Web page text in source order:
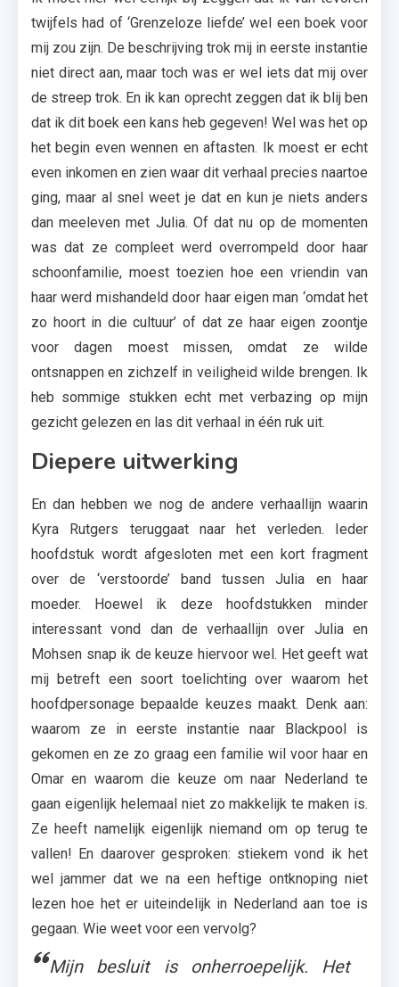
twijfels had of ‘Grenzeloze liefde’ wel een boek voor
mij zou zijn. De beschrijving trok mij in eerste instantie
niet direct aan, maar toch was er wel iets dat mij over
de streep trok. En ik kan oprecht zeggen dat ik blij ben
dat ik dit boek een kans heb gegeven! Wel was het op
het begin even wennen en aftasten. Ik moest er echt
even inkomen en zien waar dit verhaal precies naartoe
ging, maar al snel weet je dat en kun je niets anders
dan meeleven met Julia. Of dat nu op de momenten
was dat ze compleet werd overrompeld door haar
schoonfamilie, moest toezien hoe een vriendin van
haar werd mishandeld door haar eigen man ‘omdat het
zo hoort in die cultuur’ of dat ze haar eigen zoontje
voor dagen moest missen, omdat ze wilde
ontsnappen en zichzelf in veiligheid wilde brengen. Ik
heb sommige stukken echt met verbazing op mijn
gezicht gelezen en las dit verhaal in één ruk uit.
Diepere uitwerking
En dan hebben we nog de andere verhaallijn waarin
Kyra Rutgers teruggaat naar het verleden. Ieder
hoofdstuk wordt afgesloten met een kort fragment
over de ‘verstoorde’ band tussen Julia en haar
moeder. Hoewel ik deze hoofdstukken minder
interessant vond dan de verhaallijn over Julia en
Mohsen snap ik de keuze hiervoor wel. Het geeft wat
mij betreft een soort toelichting over waarom het
hoofdpersonage bepaalde keuzes maakt. Denk aan:
waarom ze in eerste instantie naar Blackpool is
gekomen en ze zo graag een familie wil voor haar en
Omar en waarom die keuze om naar Nederland te
gaan eigenlijk helemaal niet zo makkelijk te maken is.
Ze heeft namelijk eigenlijk niemand om op terug te
vallen! En daarover gesproken: stiekem vond ik het
wel jammer dat we na een heftige ontknoping niet
lezen hoe het er uiteindelijk in Nederland aan toe is
gegaan. Wie weet voor een vervolg?
Mijn besluit is onherroepelijk. Het